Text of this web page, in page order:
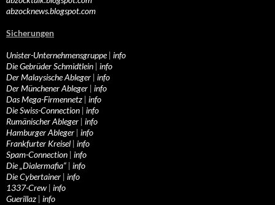
abzocknews.blogspot.com
Sicherungen
Unister-Unternehmensgruppe| info
Die Gebrüder Schmidtlein | info
Der Malaysische Ableger | info
Der Münchener Ableger | info
Das Mega-Firmennetz | info
Die Swiss-Connection | info
Rumänischer Ableger | info
Hamburger Ableger | info
Frankfurter Kreisel | info
Spam-Connection | info
Die „Dialermafia“ | info
Die Cybertainer | info
1337-Crew | info
Guerillaz | info